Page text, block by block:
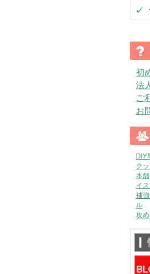
初
法
ご
お
DIY
ク
本舗
イ
補
ル
攻